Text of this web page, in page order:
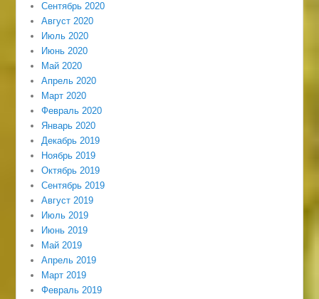
Сентябрь 2020
Август 2020
Июль 2020
Июнь 2020
Май 2020
Апрель 2020
Март 2020
Февраль 2020
Январь 2020
Декабрь 2019
Ноябрь 2019
Октябрь 2019
Сентябрь 2019
Август 2019
Июль 2019
Июнь 2019
Май 2019
Апрель 2019
Март 2019
Февраль 2019